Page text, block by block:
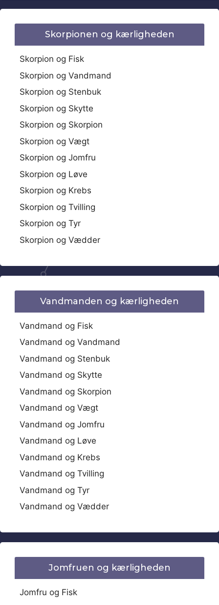
Skorpionen og kærligheden
Skorpion og Fisk
Skorpion og Vandmand
Skorpion og Stenbuk
Skorpion og Skytte
Skorpion og Skorpion
Skorpion og Vægt
Skorpion og Jomfru
Skorpion og Løve
Skorpion og Krebs
Skorpion og Tvilling
Skorpion og Tyr
Skorpion og Vædder
Vandmanden og kærligheden
Vandmand og Fisk
Vandmand og Vandmand
Vandmand og Stenbuk
Vandmand og Skytte
Vandmand og Skorpion
Vandmand og Vægt
Vandmand og Jomfru
Vandmand og Løve
Vandmand og Krebs
Vandmand og Tvilling
Vandmand og Tyr
Vandmand og Vædder
Jomfruen og kærligheden
Jomfru og Fisk